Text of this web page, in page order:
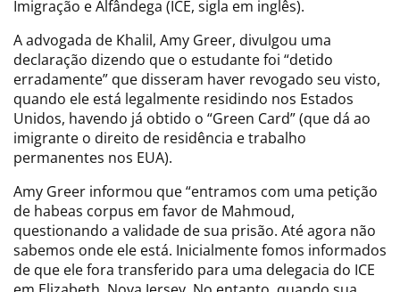
Imigração e Alfândega (ICE, sigla em inglês).
A advogada de Khalil, Amy Greer, divulgou uma
declaração dizendo que o estudante foi “detido
erradamente” que disseram haver revogado seu visto,
quando ele está legalmente residindo nos Estados
Unidos, havendo já obtido o “Green Card” (que dá ao
imigrante o direito de residência e trabalho
permanentes nos EUA).
Amy Greer informou que “entramos com uma petição
de habeas corpus em favor de Mahmoud,
questionando a validade de sua prisão. Até agora não
sabemos onde ele está. Inicialmente fomos informados
de que ele fora transferido para uma delegacia do ICE